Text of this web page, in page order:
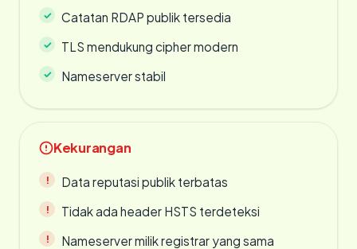
Catatan RDAP publik tersedia
TLS mendukung cipher modern
Nameserver stabil
Kekurangan
Data reputasi publik terbatas
Tidak ada header HSTS terdeteksi
Nameserver milik registrar yang sama